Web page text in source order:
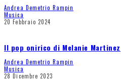
Andrea Demetrio Rampin
Musica
20 Febbraio 2024
Il pop onirico di Melanie Martinez
Andrea Demetrio Rampin
Musica
28 Dicembre 2023